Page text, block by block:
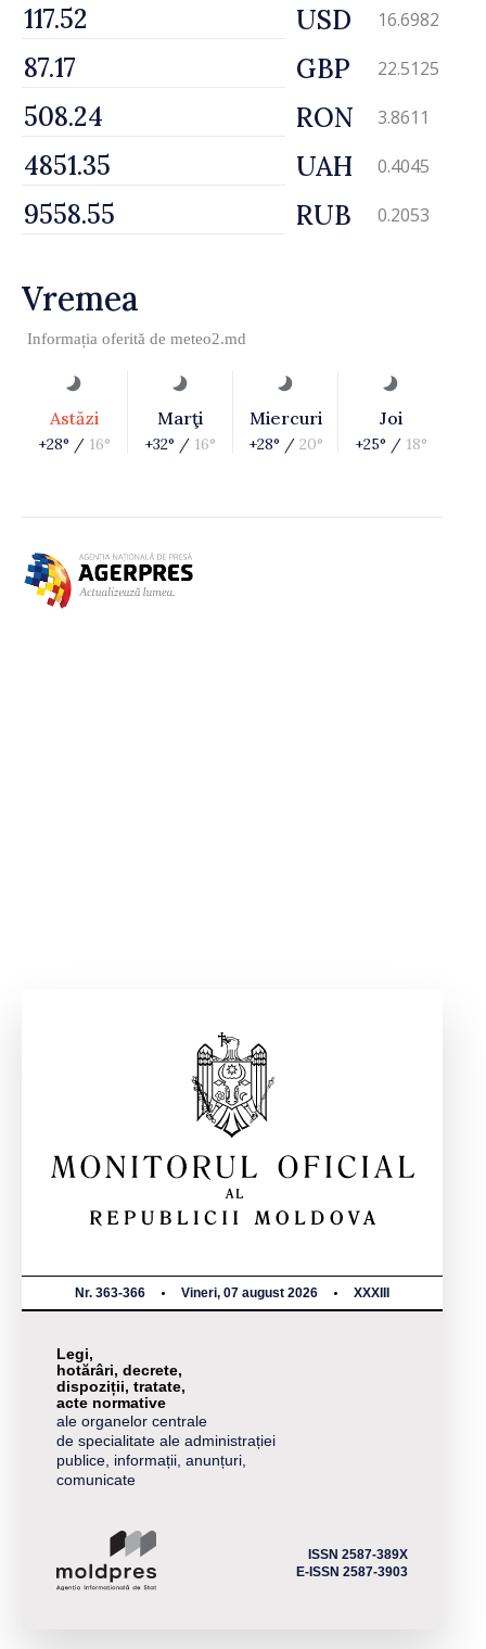
USD 16.6982
GBP 22.5125
RON 3.8611
UAH 0.4045
RUB 0.2053
Vremea
Informația oferită de meteo2.md
Astăzi
+28° / 16°
Marţi
+32° / 16°
Miercuri
+28° / 20°
Joi
+25° / 18°
Nr. 363-366 Vineri, 07 august 2026 XXXIII
Legi,
hotărâri, decrete,
dispoziții, tratate,
acte normative
ale organelor centrale
de specialitate ale administrației
publice, informații, anunțuri,
comunicate
ISSN 2587-389X
E-ISSN 2587-3903